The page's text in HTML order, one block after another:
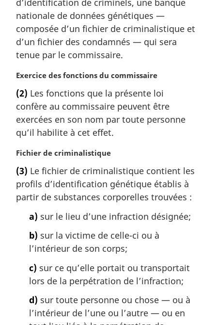
r
g
i
n
l
:
nationale de données génétiques —
composée d’un fichier de criminalistique et
d’un fichier des condamnés — qui sera
tenue par le commissaire.
N
t
e
m
a
g
n
a
e
Exercice des fonctions du commissaire
(2) Les fonctions que la présente loi
confère au commissaire peuvent être
exercées en son nom par toute personne
qu’il habilite à cet effet.
N
t
e
m
Fichier de criminalistique
(3) Le fichier de criminalistique contient les
profils d’identification génétique établis à
partir de substances corporelles trouvées :
a) sur le lieu d’une infraction désignée;
b) sur la victime de celle-ci ou à
l’intérieur de son corps;
c) sur ce qu’elle portait ou transportait
lors de la perpétration de l’infraction;
d) sur toute personne ou chose — ou à
l’intérieur de l’une ou l’autre — ou en